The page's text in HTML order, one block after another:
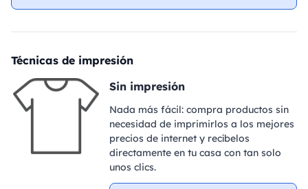
Técnicas de impresión
Sin impresión
Nada más fácil: compra productos sin
necesidad de imprimirlos a los mejores
precios de internet y recíbelos
directamente en tu casa con tan solo
unos clics.